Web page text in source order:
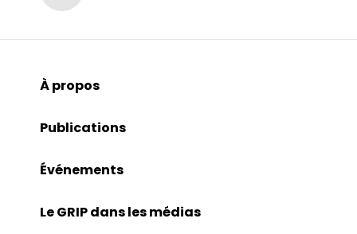
À propos
Publications
Événements
Le GRIP dans les médias